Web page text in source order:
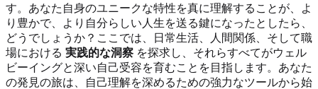
す。あなた自身のユニークな特性を真に理解することが、よ
り豊かで、より自分らしい人生を送る鍵になったとしたら、
どうでしょうか？ここでは、日常生活、人間関係、そして職
場における 実践的な洞察 を探求し、それらすべてがウェル
ビーイングと深い自己受容を育むことを目指します。あなた
の発見の旅は、自己理解を深めるための強力なツールから始